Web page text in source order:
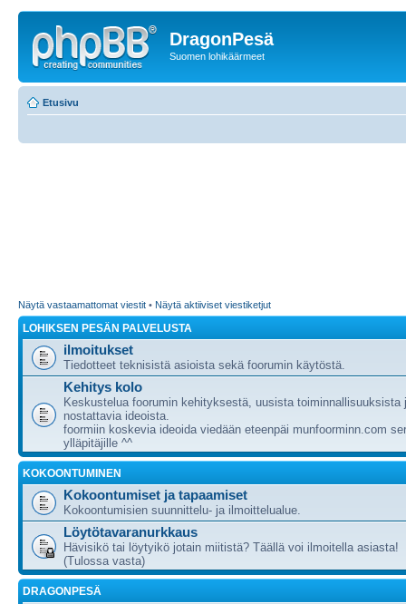
DragonPesä
Suomen lohikäärmeet
Etusivu
Näytä vastaamattomat viestit • Näytä aktiiviset viestiketjut
LOHIKSEN PESÄN PALVELUSTA
ilmoitukset
Tiedotteet teknisistä asioista sekä foorumin käytöstä.
Kehitys kolo
Keskustelua foorumin kehityksestä, uusista toiminnallisuuksista
nostattavia ideoista.
foormiin koskevia ideoida viedään eteenpäi munfoorminn.com
ylläpitäjille ^^
KOKOONTUMINEN
Kokoontumiset ja tapaamiset
Kokoontumisien suunnittelu- ja ilmoittelualue.
Löytötavaranurkkaus
Hävisikö tai löytyikö jotain miitistä? Täällä voi ilmoitella asiasta!
(Tulossa vasta)
DRAGONPESÄ